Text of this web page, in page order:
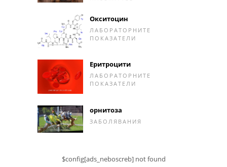
Окситоцин
ЛАБОРАТОРНИТЕ
ПОКАЗАТЕЛИ
Еритроцити
ЛАБОРАТОРНИТЕ
ПОКАЗАТЕЛИ
орнитоза
ЗАБОЛЯВАНИЯ
$config[ads_neboscreb] not found